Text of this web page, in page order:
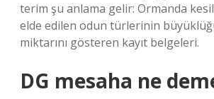
terim şu anlama gelir: Ormanda
elde edilen odun türlerinin
miktarını gösteren kayıt belgeleri.
DG mesaha ne